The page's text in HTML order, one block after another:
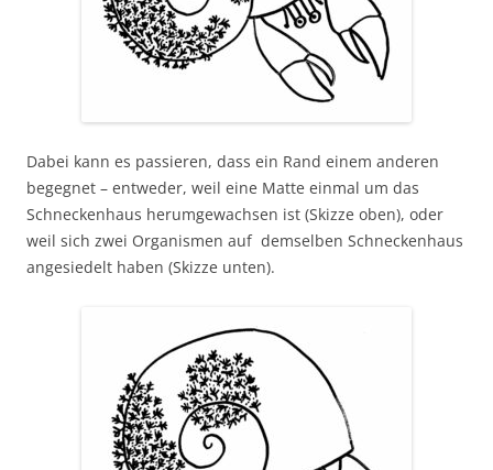
Dabei kann es passieren, dass ein Rand einem anderen
begegnet – entweder, weil eine Matte einmal um das
Schneckenhaus herumgewachsen ist (Skizze oben), oder
weil sich zwei Organismen auf demselben Schneckenhaus
angesiedelt haben (Skizze unten).